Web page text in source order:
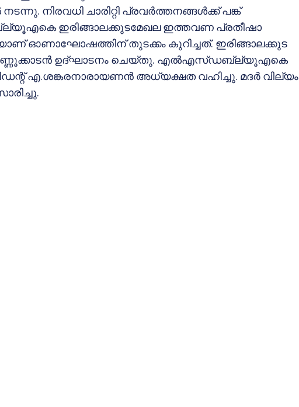
നിരവധി ചാരിറ്റി പ്രവര്‍ത്തനങ്ങള്‍ക്ക് പങ്ക്
ഇരിങ്ങാലക്കുടമേഖല ഇത്തവണ പ്രതീഷാ
ഓണാഘോഷത്തിന് തുടക്കം കുറിച്ചത്. ഇരിങ്ങാലക്കുട
ഉദ്ഘാടനം ചെയ്തു. എല്‍എസ്ഡബ്ല്യൂഎകെ
എ.ശങ്കരനാരായണന്‍ അധ്യക്ഷത വഹിച്ചു. മദര്‍ വില്യം